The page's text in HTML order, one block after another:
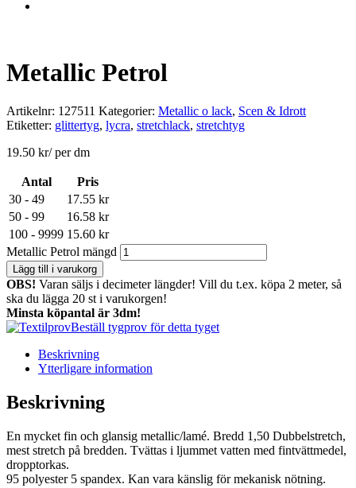
Metallic Petrol
Artikelnr: 127511 Kategorier: Metallic o lack, Scen & Idrott
Etiketter: glittertyg, lycra, stretchlack, stretchtyg
19.50 kr/ per dm
Antal
Pris
30 - 49
17.55 kr
50 - 99
16.58 kr
100 - 9999 15.60 kr
Metallic Petrol mängd
Lägg till i varukorg
OBS! Varan säljs i decimeter längder! Vill du t.ex. köpa 2 meter, så
ska du lägga 20 st i varukorgen!
Minsta köpantal är 3dm!
Beställ tygprov för detta tyget
Beskrivning
Ytterligare information
Beskrivning
En mycket fin och glansig metallic/lamé. Bredd 1,50 Dubbelstretch,
mest stretch på bredden. Tvättas i ljummet vatten med fintvättmedel,
dropptorkas.
95 polyester 5 spandex. Kan vara känslig för mekanisk nötning.